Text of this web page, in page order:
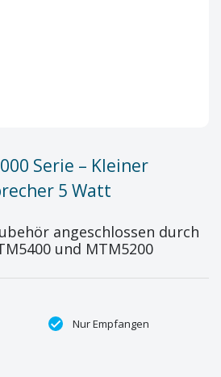
Serie – Kleiner
5 Watt
angeschlossen durch
und MTM5200
Nur Empfangen